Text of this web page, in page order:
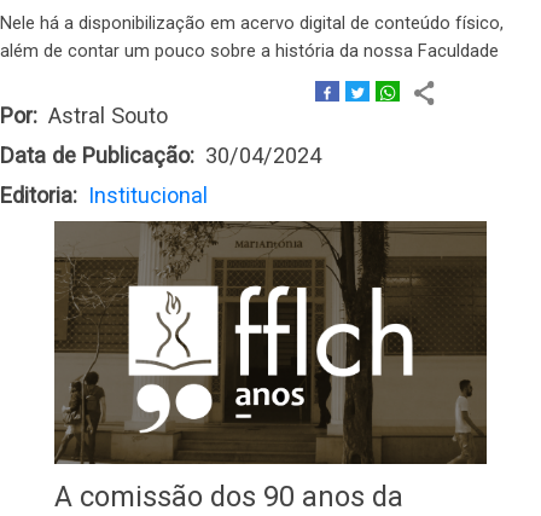
Nele há a disponibilização em acervo digital de conteúdo físico,
além de contar um pouco sobre a história da nossa Faculdade
Por
Astral Souto
Data de Publicação
30/04/2024
Editoria
Institucional
A comissão dos 90 anos da